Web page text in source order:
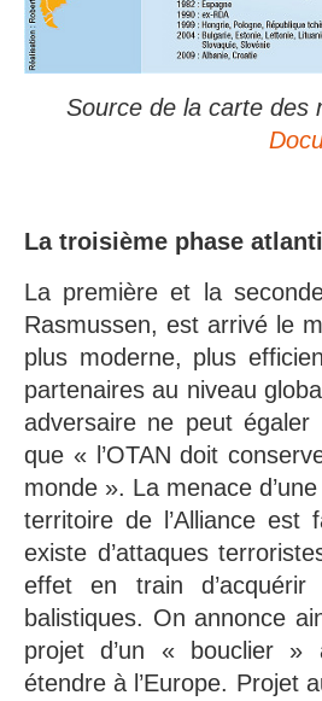
Source de la carte des
La troisième phase
La première et la
Rasmussen, est arrivé le
plus moderne, plus
partenaires au niveau
adversaire ne peut
que « l’OTAN doit
monde ». La menace
territoire de l’Alliance est
existe d’attaques
effet en train
balistiques. On annonce
projet d’un « bouclier »
étendre à l’Europe. Projet